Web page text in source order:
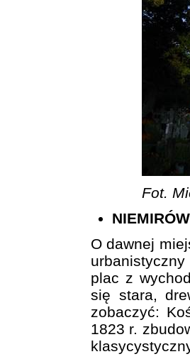
Fot.
NIEMIRÓW
O dawnej
plac z
się stara,
zobaczyć:
1823 r.